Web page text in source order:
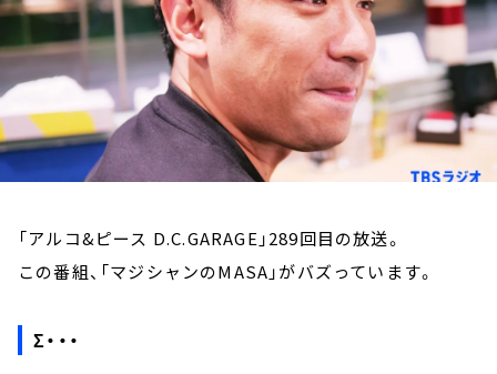
「アルコ&ピース D.C.GARAGE」289回目の放送。
この番組、「マジシャンのMASA」がバズっています。
Σ・・・